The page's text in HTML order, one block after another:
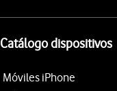
Catálogo dispositivos
Móviles iPhone